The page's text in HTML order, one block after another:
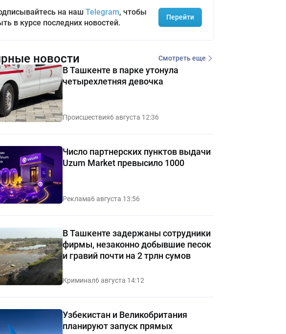
на наш Telegram, чтобы
в курсе последних новостей.
Перейти
новости Смотреть еще
В Ташкенте в парке утонула
четырехлетняя девочка
Происшествия6 августа 12:36
Число партнерских пунктов выдачи
Uzum Market превысило 1000
Реклама6 августа 13:56
В Ташкенте задержаны сотрудники
фирмы, незаконно добывшие песок
и гравий почти на 2 трлн сумов
Криминал6 августа 14:12
Узбекистан и Великобритания
планируют запуск прямых